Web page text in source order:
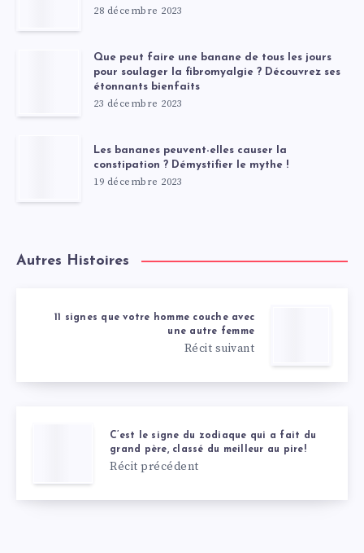
28 décembre 2023
Que peut faire une banane de tous les jours
pour soulager la fibromyalgie ? Découvrez ses
étonnants bienfaits
23 décembre 2023
Les bananes peuvent-elles causer la
constipation ? Démystifier le mythe !
19 décembre 2023
Autres Histoires
11 signes que votre homme couche avec
une autre femme
Récit suivant
C’est le signe du zodiaque qui a fait du
grand père, classé du meilleur au pire!
Récit précédent